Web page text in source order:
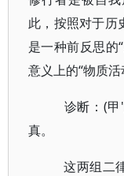
此，按照对于历
是一种前反思的
意义上的“物质活
诊断：(甲
真。
这两组二